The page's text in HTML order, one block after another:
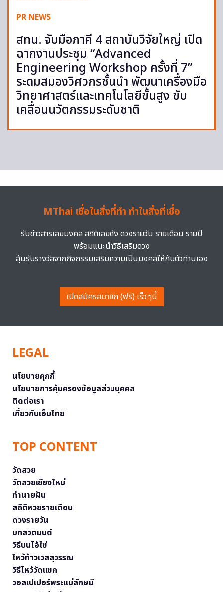
PR NEWS
สทน. จับมือภาคี 4 สถาบันวิจัยใหญ่ เปิด
ฉากงานประชุม “Advanced
Engineering Workshop ครั้งที่ 7”
ระดมสมองวิศวกรชั้นนำ พัฒนาเครื่องมือ
วิทยาศาสตร์และเทคโนโลยีขั้นสูง ขับ
เคลื่อนนวัตกรรมระดับชาติ
MThai เชื่อในสิ่งที่ทำ ทำในสิ่งที่เชื่อ
รับข่าวสารเลขมงคล สถิติเลขดัง ดวงรายวัน รายเดือน รายปี
พร้อมแนะนำวิธีเสริมดวง
ลุ้นรับรางวัลจากกิจกรรมเสริมความเป็นมงคลให้กับตัวท่านเอง
เปิดสมัครสมาชิก (ฟรี) เร็วๆนี้
LEGAL
นโยบายคุกกี้
นโยบายการคุ้มครองข้อมูลส่วนบุคคล
ติดต่อเรา
เกี่ยวกับเอ็มไทย
TOP CONTENT
วัดสวย
วัดสวยเชียงใหม่
ทำนายฝัน
สถิติหวยรายเดือน
ดวงรายวัน
บทสวดมนต์
วิธีบนไอ้ไข่
ไหว้ท้าวเวสสุวรรณ
วิธีไหว้วัดแขก
วอลเปเปอร์พระแม่ลักษมี